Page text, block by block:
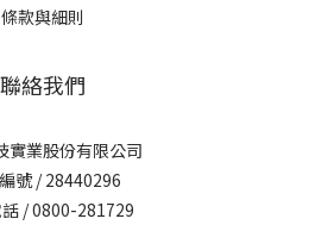
條款與細則
聯絡我們
實業股份有限公司
號 / 28440296
/ 0800-281729